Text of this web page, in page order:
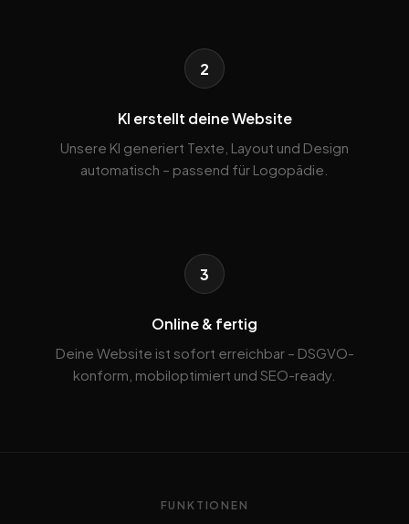
2
KI erstellt deine Website
Unsere KI generiert Texte, Layout und Design
automatisch – passend für Logopädie.
3
Online & fertig
Deine Website ist sofort erreichbar – DSGVO-
konform, mobiloptimiert und SEO-ready.
FUNKTIONEN